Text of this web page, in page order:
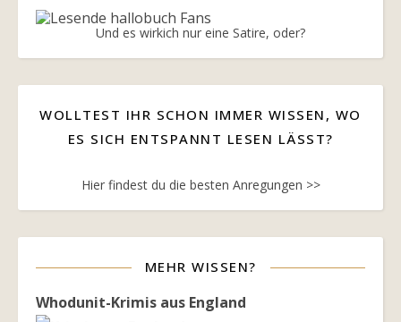
Und es wirkich nur eine Satire, oder?
WOLLTEST IHR SCHON IMMER WISSEN, WO
ES SICH ENTSPANNT LESEN LÄSST?
Hier findest du die besten Anregungen >>
MEHR WISSEN?
Whodunit-Krimis aus England